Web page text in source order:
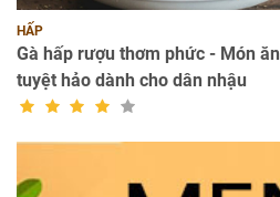
HẤP
Gà hấp rượu thơm phức - Món ăn
tuyệt hảo dành cho dân nhậu